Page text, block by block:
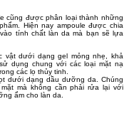
cũng được phân loại thành những
Hiện nay ampoule được chia
tính chất làn da mà bạn sẽ lựa
vật dưới dạng gel mỏng nhẹ, khả
dụng chung với các loại mặt nạ
các lọ thủy tinh.
dưới dạng dầu dưỡng da. Chúng
mà không cần phải rửa lại với
ẩm cho làn da.